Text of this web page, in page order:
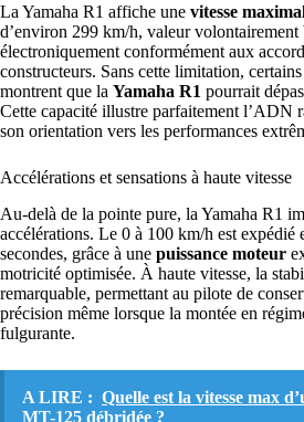
La Yamaha R1 affiche une vitesse
d’environ 299 km/h, valeur volontairement
électroniquement conformément aux
constructeurs. Sans cette limitation,
montrent que la Yamaha R1 pourrait
Cette capacité illustre parfaitement l’ADN
son orientation vers les performances
Accélérations et sensations à haute vitesse
Au-delà de la pointe pure, la Yamaha R1
accélérations. Le 0 à 100 km/h est expédié
secondes, grâce à une puissance moteur
motricité optimisée. À haute vitesse, la
remarquable, permettant au pilote de
précision même lorsque la montée en
fulgurante.
A LIRE : Quelle est la vitesse max
MT-125 débridée ?